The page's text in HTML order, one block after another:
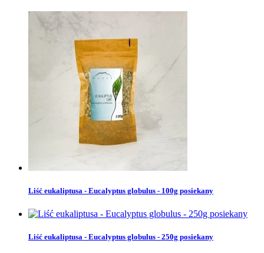
Liść eukaliptusa - Eucalyptus globulus - 100g posiekany
Liść eukaliptusa - Eucalyptus globulus - 250g posiekany